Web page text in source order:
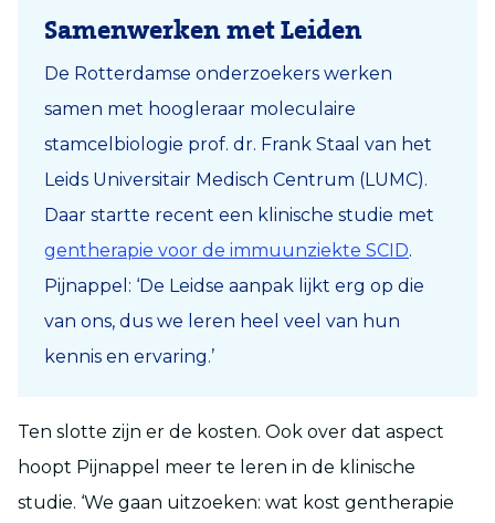
Samenwerken met Leiden
De Rotterdamse onderzoekers werken
samen met hoogleraar moleculaire
stamcelbiologie prof. dr. Frank Staal van het
Leids Universitair Medisch Centrum (LUMC).
Daar startte recent een klinische studie met
gentherapie voor de immuunziekte SCID.
Pijnappel: ‘De Leidse aanpak lijkt erg op die
van ons, dus we leren heel veel van hun
kennis en ervaring.’
Ten slotte zijn er de kosten. Ook over dat aspect
hoopt Pijnappel meer te leren in de klinische
studie. ‘We gaan uitzoeken: wat kost gentherapie